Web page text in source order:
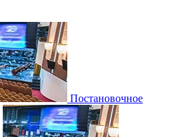
Постановочное